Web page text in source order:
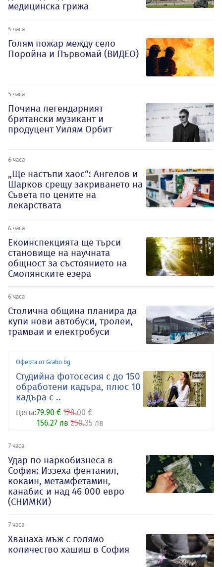
медицинска грижа
5 часа
Голям пожар между село
Поройна и Първомай (ВИДЕО)
5 часа
Почина легендарният
британски музикант и
продуцент Уилям Орбит
6 часа
„Ще настъпи хаос“: Ангелов и
Шарков срещу закриването на
Съвета по цените на
лекарствата
6 часа
Екоинспекцията ще търси
становище на научната
общност за състоянието на
Смолянските езера
6 часа
Столична община планира да
купи нови автобуси, тролеи,
трамваи и електробуси
Оферта от Grabo.bg
Студийна фотосесия с до 150
обработени кадъра, плюс 10
кадъра с ..
Цена:79.90 € 128.00 €
156.27 лв 250.35 лв
7 часа
Удар по наркобизнеса в
София: Иззеха фентанил,
кокаин, метамфетамин,
канабис и над 46 000 евро
(СНИМКИ)
7 часа
Хванаха мъж с голямо
количество хашиш в София